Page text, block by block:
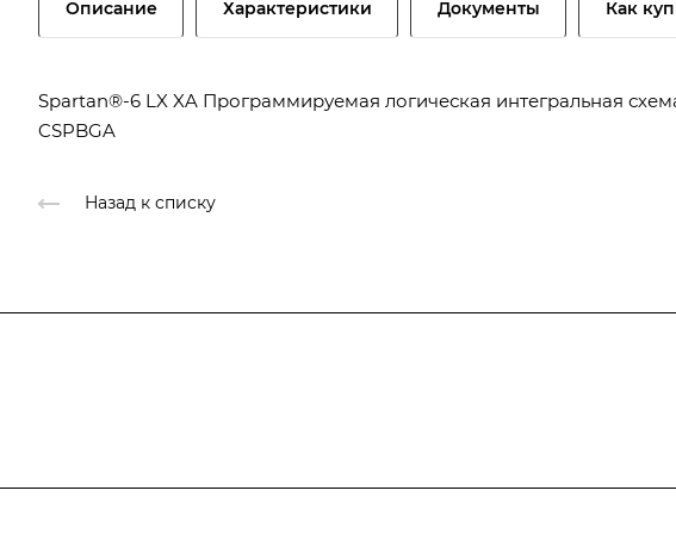
Описание Характеристики Документы Как
Spartan®-6 LX XA Программируемая логическая интегральная
CSPBGA
Назад к списку